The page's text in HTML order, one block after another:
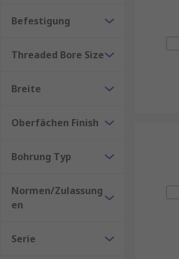
Befestigung
Threaded Bore Size
Breite
Oberfächen Finish
Bohrung Typ
Normen/Zulassung
en
Serie